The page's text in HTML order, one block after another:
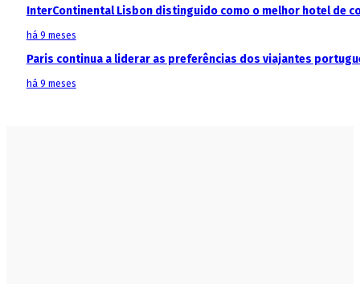
InterContinental Lisbon distinguido como o melhor hotel de
há 9 meses
Paris continua a liderar as preferências dos viajantes
há 9 meses